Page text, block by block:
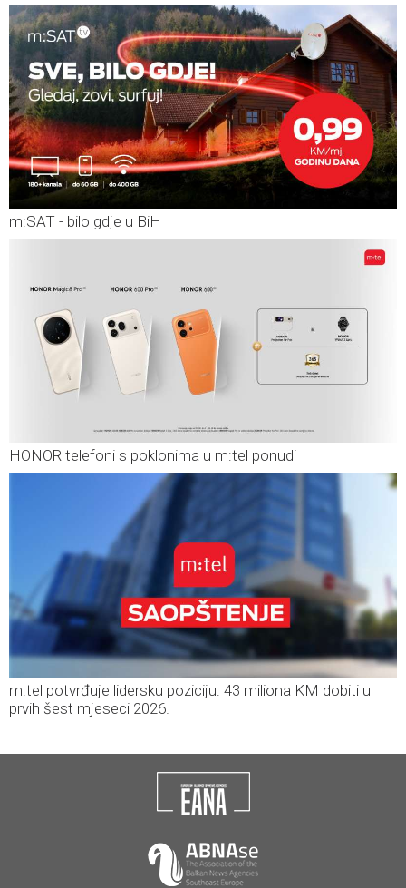
m:SAT - bilo gdje u BiH
HONOR telefoni s poklonima u m:tel ponudi
m:tel potvrđuje lidersku poziciju: 43 miliona KM dobiti u
prvih šest mjeseci 2026.